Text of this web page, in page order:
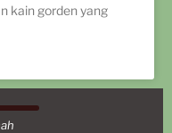
kain gorden yang